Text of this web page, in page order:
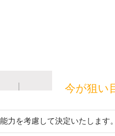
今が狙い
を考慮して決定いたします